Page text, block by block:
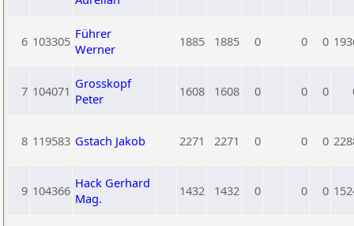
6 103305 Führer
Werner
1885 1885 0 0 0
7 104071 Grosskopf
Peter
1608 1608 0 0 0
8 119583 Gstach Jakob 2271 2271 0 0 0
9 104366 Hack Gerhard
Mag.
1432 1432 0 0 0